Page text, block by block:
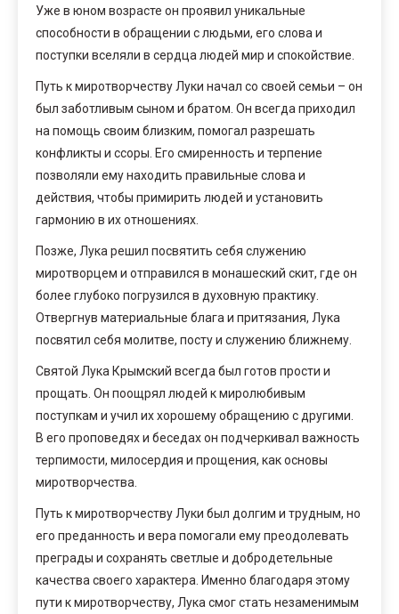
Уже в юном возрасте он проявил уникальные
способности в обращении с людьми, его слова и
поступки вселяли в сердца людей мир и спокойствие.
Путь к миротворчеству Луки начал со своей семьи – он
был заботливым сыном и братом. Он всегда приходил
на помощь своим близким, помогал разрешать
конфликты и ссоры. Его смиренность и терпение
позволяли ему находить правильные слова и
действия, чтобы примирить людей и установить
гармонию в их отношениях.
Позже, Лука решил посвятить себя служению
миротворцем и отправился в монашеский скит, где он
более глубоко погрузился в духовную практику.
Отвергнув материальные блага и притязания, Лука
посвятил себя молитве, посту и служению ближнему.
Святой Лука Крымский всегда был готов прости и
прощать. Он поощрял людей к миролюбивым
поступкам и учил их хорошему обращению с другими.
В его проповедях и беседах он подчеркивал важность
терпимости, милосердия и прощения, как основы
миротворчества.
Путь к миротворчеству Луки был долгим и трудным, но
его преданность и вера помогали ему преодолевать
преграды и сохранять светлые и добродетельные
качества своего характера. Именно благодаря этому
пути к миротворчеству, Лука смог стать незаменимым